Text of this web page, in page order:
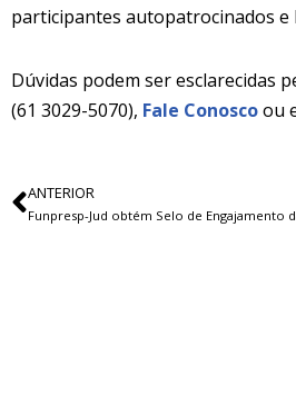
participantes autopatrocinados
Dúvidas podem ser esclarecidas
(61 3029-5070), Fale Conoscoou
ANTERIOR